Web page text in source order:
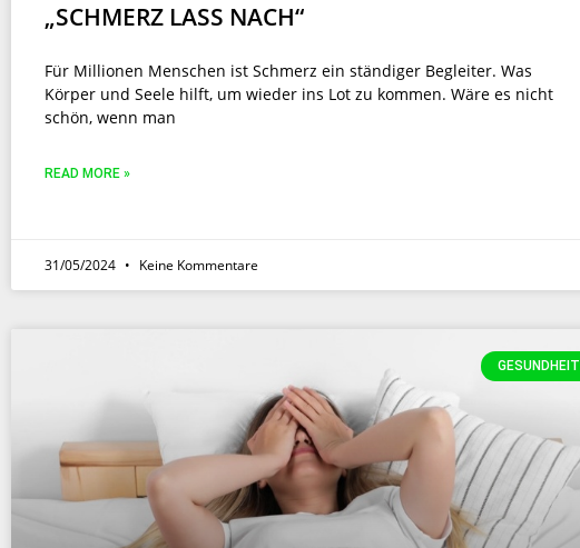
„SCHMERZ LASS NACH“
Für Millionen Menschen ist Schmerz ein ständiger Begleiter. Was
Körper und Seele hilft, um wieder ins Lot zu kommen. Wäre es nicht
schön, wenn man
READ MORE »
31/05/2024 Keine Kommentare
GESUNDHEIT